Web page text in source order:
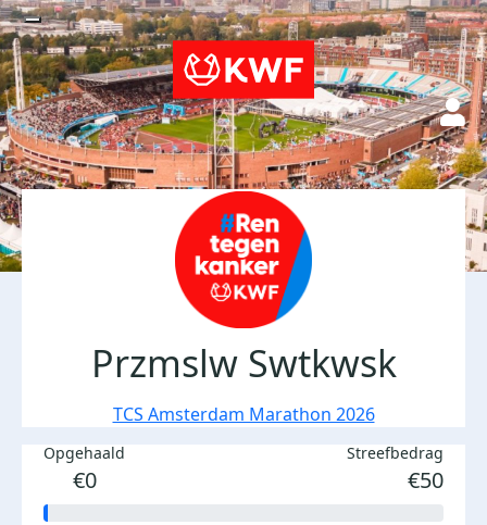
Przmslw Swtkwsk
TCS Amsterdam Marathon 2026
Opgehaald
€0
Streefbedrag
€50